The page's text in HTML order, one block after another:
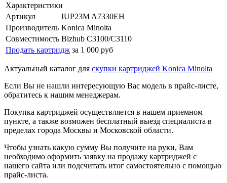
Характеристики
Артикул
IUP23M A7330EH
Производитель Konica Minolta
Совместимость Bizhub C3100/C3110
Продать картридж за 1 000 руб
Актуальный каталог для скупки картриджей Konica Minolta
Если Вы не нашли интересующую Вас модель в прайс-листе,
обратитесь к нашим менеджерам.
Покупка картриджей осуществляется в нашем приемном
пункте, а также возможен бесплатный выезд специалиста в
пределах города Москвы и Московской области.
Чтобы узнать какую сумму Вы получите на руки, Вам
необходимо оформить заявку на продажу картриджей с
нашего сайта или подсчитать итог самостоятельно с помощью
прайс-листа.